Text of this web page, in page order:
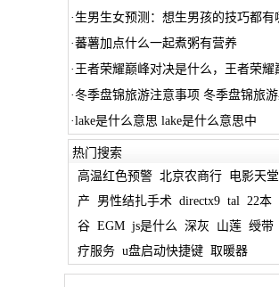
· 生男生女预测：想生男孩的技巧都有
·蕃薯加点什么一起煮粥有营养
· 王者荣耀巅峰对决是什么，王者荣耀
·冬季盘锦旅游注意事项 冬季盘锦旅
·lake是什么意思 lake是什么意思中
热门搜索
高温红色预警 北京农商行 电影天堂
产
男性结扎手术 directx9 tal 22本
谷 EGM js是什么 深灰 山莲 绶带
疗服务 u盘启动快捷键 取暖器